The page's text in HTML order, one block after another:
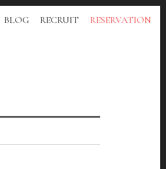
BLOG RECRUIT RESERVATION